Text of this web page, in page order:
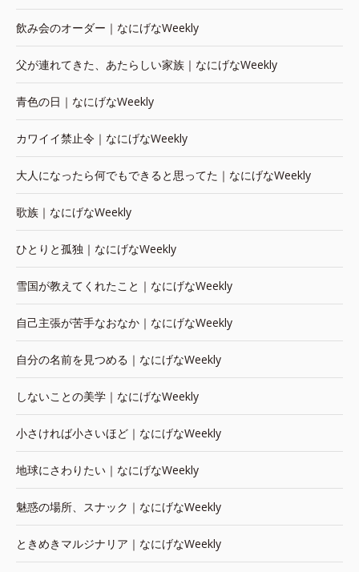
飲み会のオーダー｜なにげなWeekly
父が連れてきた、あたらしい家族｜なにげなWeekly
青色の日｜なにげなWeekly
カワイイ禁止令｜なにげなWeekly
大人になったら何でもできると思ってた｜なにげなWeekly
歌族｜なにげなWeekly
ひとりと孤独｜なにげなWeekly
雪国が教えてくれたこと｜なにげなWeekly
自己主張が苦手なおなか｜なにげなWeekly
自分の名前を見つめる｜なにげなWeekly
しないことの美学｜なにげなWeekly
小さければ小さいほど｜なにげなWeekly
地球にさわりたい｜なにげなWeekly
魅惑の場所、スナック｜なにげなWeekly
ときめきマルジナリア｜なにげなWeekly